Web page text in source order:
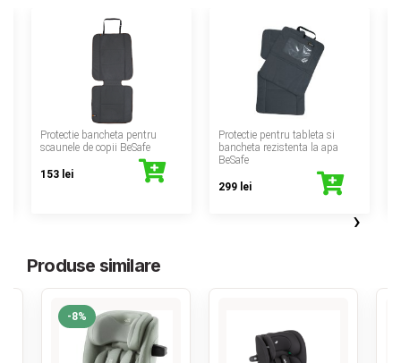
Protectie bancheta pentru
scaunele de copii BeSafe
153 lei
Protectie pentru tableta si
bancheta rezistenta la apa
BeSafe
299 lei
›
Produse similare
-8%